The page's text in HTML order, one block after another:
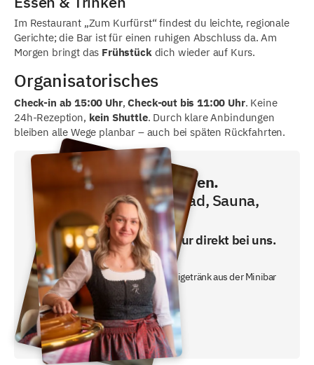
Im Restaurant „Zum Kurfürst“ findest du leichte, regionale
Gerichte; die Bar ist für einen ruhigen Abschluss da. Am
Morgen bringt das Frühstückdich wieder auf Kurs.
Organisatorisches
Check-in ab 15:00 Uhr,Check-out bis 11:00 Uhr. Keine
24h-Rezeption, kein Shuttle. Durch klare Anbindungen
bleiben alle Wege planbar – auch bei späten Rückfahrten.
Direkt buchen und sparen.
Frühstück, Schwimmbad, Sauna,
Fitness inklusive!
Den besten Preis gibt es nur direkt bei uns.
- inklusive Frühstücksbuffet
- ein gratis nicht alkoholisches Freigetränk aus der Minibar
oder unserem Nachtbutler.
Jetzt Preis checken!